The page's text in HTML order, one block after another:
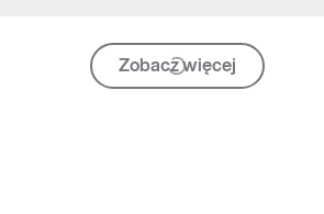
Zobacz więcej